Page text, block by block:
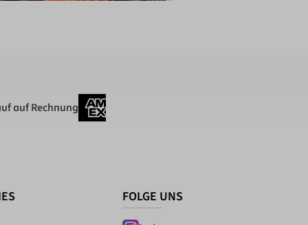
auf Rechnung
FOLGE UNS